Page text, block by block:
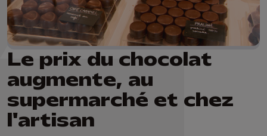
Le prix du chocolat
augmente, au
supermarché et chez
l'artisan